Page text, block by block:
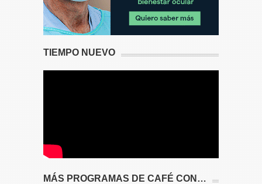
TIEMPO NUEVO
MÁS PROGRAMAS DE CAFÉ CON…